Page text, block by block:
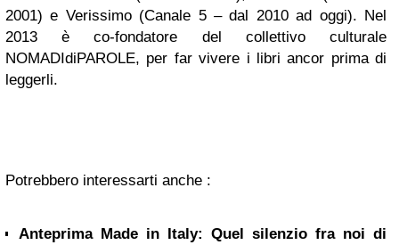
2001) e Verissimo (Canale 5 – dal 2010 ad oggi). Nel
2013 è co-fondatore del collettivo culturale
NOMADIdiPAROLE, per far vivere i libri ancor prima di
leggerli.
Potrebbero interessarti anche :
Anteprima Made in Italy: Quel silenzio fra noi di